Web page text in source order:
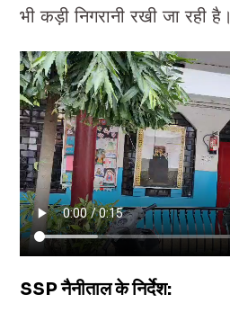
भी कड़ी निगरानी रखी जा रही है।
SSP नैनीताल के निर्देश: